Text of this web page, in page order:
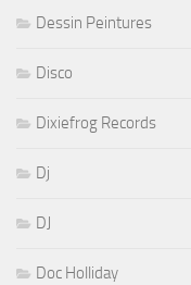
Dessin Peintures
Disco
Dixiefrog Records
Dj
DJ
Doc Holliday